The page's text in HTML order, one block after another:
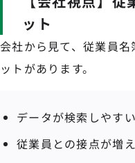
ット
会社から見て、従業員
ットがあります。
データが検索しやすい
従業員との接点が増